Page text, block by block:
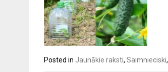
Posted in Jaunākie raksti, Saimnieciski,